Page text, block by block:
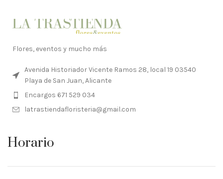
Flores, eventos y mucho más
Avenida Historiador Vicente Ramos 28, local 19 03540
Playa de San Juan, Alicante
Encargos 671 529 034
latrastiendafloristeria@gmail.com
Horario